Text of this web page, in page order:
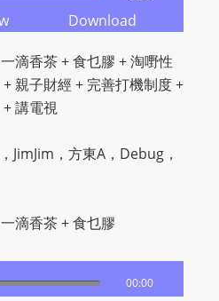
Download
滴香茶 + 食乜膠 + 淘嘢性
親子財經 + 完善打機制度 +
講電視
JimJim，方東A，Debug，
滴香茶 + 食乜膠
00:00